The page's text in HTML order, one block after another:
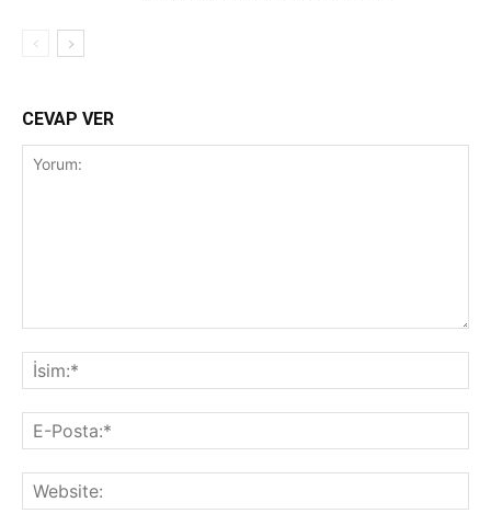
CEVAP VER